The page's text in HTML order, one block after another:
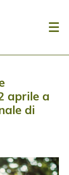
aprile a
di